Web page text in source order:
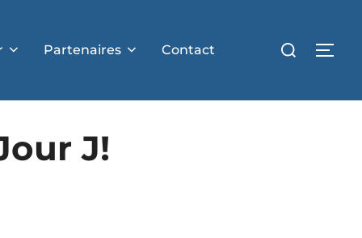
Partenaires Contact
J!